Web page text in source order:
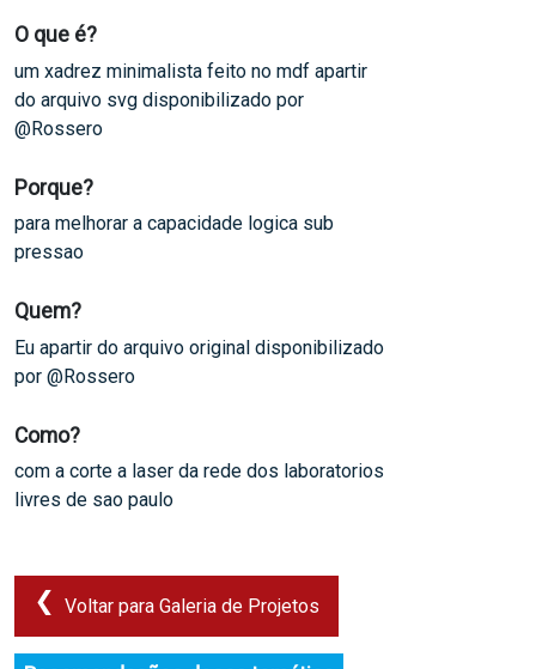
O que é?
um xadrez minimalista feito no mdf apartir
do arquivo svg disponibilizado por
@Rossero
Porque?
para melhorar a capacidade logica sub
pressao
Quem?
Eu apartir do arquivo original disponibilizado
por @Rossero
Como?
com a corte a laser da rede dos laboratorios
livres de sao paulo
Voltar para Galeria de Projetos